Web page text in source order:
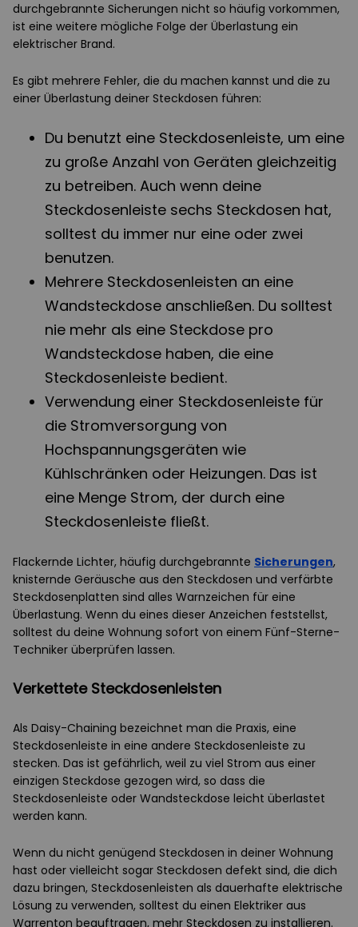
durchgebrannte Sicherungen nicht so häufig vorkommen,
ist eine weitere mögliche Folge der Überlastung ein
elektrischer Brand.
Es gibt mehrere Fehler, die du machen kannst und die zu
einer Überlastung deiner Steckdosen führen:
Du benutzt eine Steckdosenleiste, um eine
zu große Anzahl von Geräten gleichzeitig
zu betreiben. Auch wenn deine
Steckdosenleiste sechs Steckdosen hat,
solltest du immer nur eine oder zwei
benutzen.
Mehrere Steckdosenleisten an eine
Wandsteckdose anschließen. Du solltest
nie mehr als eine Steckdose pro
Wandsteckdose haben, die eine
Steckdosenleiste bedient.
Verwendung einer Steckdosenleiste für
die Stromversorgung von
Hochspannungsgeräten wie
Kühlschränken oder Heizungen. Das ist
eine Menge Strom, der durch eine
Steckdosenleiste fließt.
Flackernde Lichter, häufig durchgebrannte Sicherungen,
knisternde Geräusche aus den Steckdosen und verfärbte
Steckdosenplatten sind alles Warnzeichen für eine
Überlastung. Wenn du eines dieser Anzeichen feststellst,
solltest du deine Wohnung sofort von einem Fünf-Sterne-
Techniker überprüfen lassen.
Verkettete Steckdosenleisten
Als Daisy-Chaining bezeichnet man die Praxis, eine
Steckdosenleiste in eine andere Steckdosenleiste zu
stecken. Das ist gefährlich, weil zu viel Strom aus einer
einzigen Steckdose gezogen wird, so dass die
Steckdosenleiste oder Wandsteckdose leicht überlastet
werden kann.
Wenn du nicht genügend Steckdosen in deiner Wohnung
hast oder vielleicht sogar Steckdosen defekt sind, die dich
dazu bringen, Steckdosenleisten als dauerhafte elektrische
Lösung zu verwenden, solltest du einen Elektriker aus
Warrenton beauftragen, mehr Steckdosen zu installieren.